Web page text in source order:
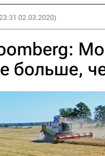
02.03.2020)
больше,